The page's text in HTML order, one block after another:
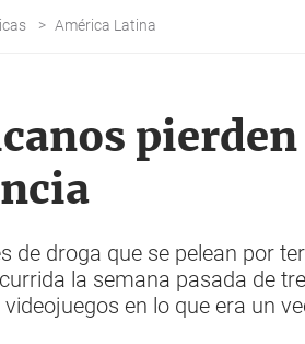
> América Latina
pierden
de droga que se pelean por
la semana pasada de
videojuegos en lo que era un